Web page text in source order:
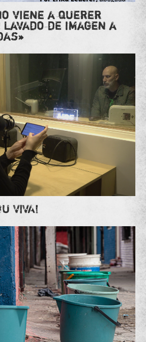
viene a querer
de imagen a
VIVA!